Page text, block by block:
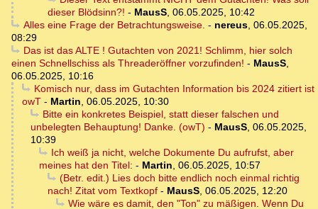
dieser Blödsinn?! - MausS, 06.05.2025, 10:42
Alles eine Frage der Betrachtungsweise. - nereus, 06.05.2025,
08:29
Das ist das ALTE ! Gutachten von 2021! Schlimm, hier solch
einen Schnellschiss als Threaderöffner vorzufinden! - MausS,
06.05.2025, 10:16
Komisch nur, dass im Gutachten Information bis 2024 zitiert ist
owT - Martin, 06.05.2025, 10:30
Bitte ein konkretes Beispiel, statt dieser falschen und
unbelegten Behauptung! Danke. (owT) - MausS, 06.05.2025,
10:39
Ich weiß ja nicht, welche Dokumente Du aufrufst, aber
meines hat den Titel: - Martin, 06.05.2025, 10:57
(Betr. edit.) Lies doch bitte endlich noch einmal richtig
nach! Zitat vom Textkopf - MausS, 06.05.2025, 12:20
Wie wäre es damit, den "Ton" zu mäßigen. Wenn Du